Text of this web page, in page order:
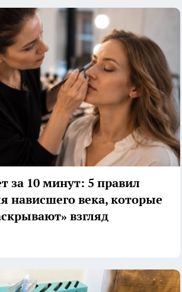
за 10 минут: 5 правил
нависшего века, которые
взгляд